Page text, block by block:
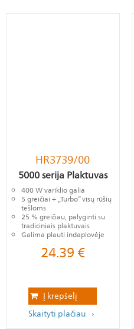
HR3739/00
5000 serija Plaktuvas
400 W variklio galia
5 greičiai + „Turbo“ visų rūšių
tešloms
25 % greičiau, palyginti su
tradiciniais plaktuvais
Galima plauti indaplovėje
24.39€
Į krepšelį
Skaityti plačiau